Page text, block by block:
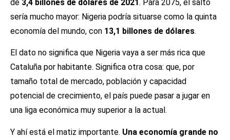
de 3,4 billones de dólares de 2021. Para 2075, el salto
sería mucho mayor: Nigeria podría situarse como la quinta
economía del mundo, con 13,1 billones de dólares.
El dato no significa que Nigeria vaya a ser más rica que
Cataluña por habitante. Significa otra cosa: que, por
tamaño total de mercado, población y capacidad
potencial de crecimiento, el país puede pasar a jugar en
una liga económica muy superior a la actual.
Y ahí está el matiz importante. Una economía grande no